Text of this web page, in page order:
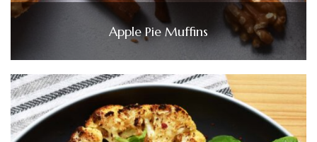
Apple Pie Muffins